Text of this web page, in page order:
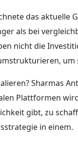
das aktuelle
als bei
nicht die
Sharmas
Plattformen
gibt, zu
in einem.